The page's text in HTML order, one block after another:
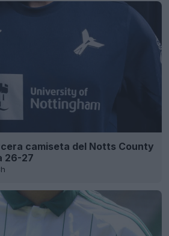
camiseta del Notts County
26-27